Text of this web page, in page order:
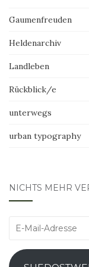
Gaumenfreuden
Heldenarchiv
Landleben
Rückblick/e
unterwegs
urban typography
NICHTS MEHR
E-
Adresse